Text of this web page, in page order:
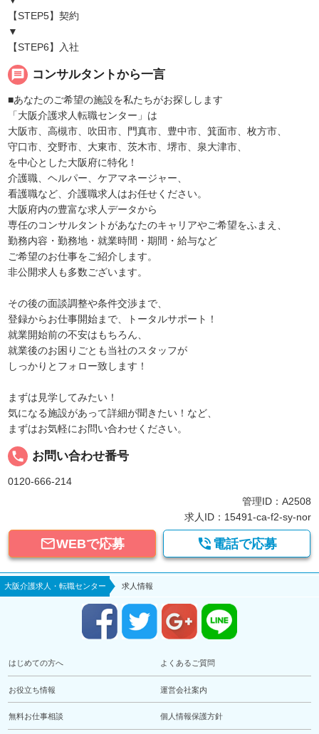
【STEP5】契約
▼
【STEP6】入社
message コンサルタントから一言
■あなたのご希望の施設を私たちがお探しします
「大阪介護求人転職センター」は
大阪市、高槻市、吹田市、門真市、豊中市、箕面市、枚方市、
守口市、交野市、大東市、茨木市、堺市、泉大津市、
を中心とした大阪府に特化！
介護職、ヘルパー、ケアマネージャー、
看護職など、介護職求人はお任せください。
大阪府内の豊富な求人データから
専任のコンサルタントがあなたのキャリアやご希望をふまえ、
勤務内容・勤務地・就業時間・期間・給与など
ご希望のお仕事をご紹介します。
非公開求人も多数ございます。
その後の面談調整や条件交渉まで、
登録からお仕事開始まで、トータルサポート！
就業開始前の不安はもちろん、
就業後のお困りごとも当社のスタッフが
しっかりとフォロー致します！
まずは見学してみたい！
気になる施設があって詳細が聞きたい！など、
まずはお気軽にお問い合わせください。
local_phone お問い合わせ番号
0120-666-214
管理ID：A2508
求人ID：15491-ca-f2-sy-nor
WEBで応募  電話で応募
大阪介護求人・転職センター 求人情報
はじめての方へ よくあるご質問
お役立ち情報 運営会社案内
無料お仕事相談 個人情報保護方針